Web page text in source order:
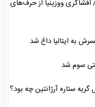
ووزینیا از حرف‌های
به ایتالیا داغ شد
سوم شد
ستاره آرژانتین چه بود؟